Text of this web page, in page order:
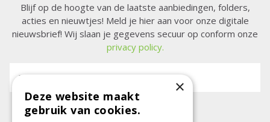
Blijf op de hoogte van de laatste aanbiedingen, folders,
acties en nieuwtjes! Meld je hier aan voor onze digitale
nieuwsbrief! Wij slaan je gegevens secuur op conform onze
privacy policy.
E-mailadres: ×
Deze website maakt
gebruik van cookies.